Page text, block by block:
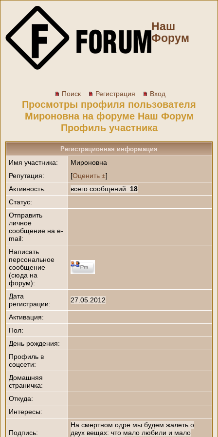
Наш
Форум
Поиск Регистрация Вход
Просмотры профиля пользователя
Мироновна на форуме Наш Форум
Профиль участника
Регистрационная информация
Имя участника:
Мироновна
Репутация:
[Оценить ±]
Активность:
всего сообщений: 18
Статус:
Отправить
личное
сообщение на e-
mail:
Написать
персональное
сообщение
(сюда на
форум):
Дата
регистрации:
27.05.2012
Активация:
Пол:
День рождения:
Профиль в
соцсети:
Домашняя
страничка:
Откуда:
Интересы:
Подпись:
На смертном одре мы будем жалеть о
двух вещах: что мало любили и мало